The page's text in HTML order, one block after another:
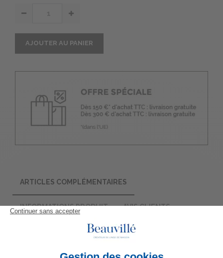
AJOUTER AU PANIER
ARTICLES COMPLÉMENTAIRES
INFORMATIONS PRODUIT AVIS CLIENTS